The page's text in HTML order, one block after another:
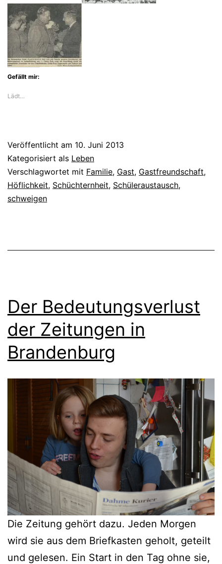
Gefällt mir:
Lädt…
Veröffentlicht am 10. Juni 2013
Kategorisiert als Leben
Verschlagwortet mit Familie, Gast, Gastfreundschaft,
Höflichkeit, Schüchternheit, Schüleraustausch,
schweigen
Der Bedeutungsverlust
der Zeitungen in
Brandenburg
Die Zeitung gehört dazu. Jeden Morgen
wird sie aus dem Briefkasten geholt, geteilt
und gelesen. Ein Start in den Tag ohne sie,